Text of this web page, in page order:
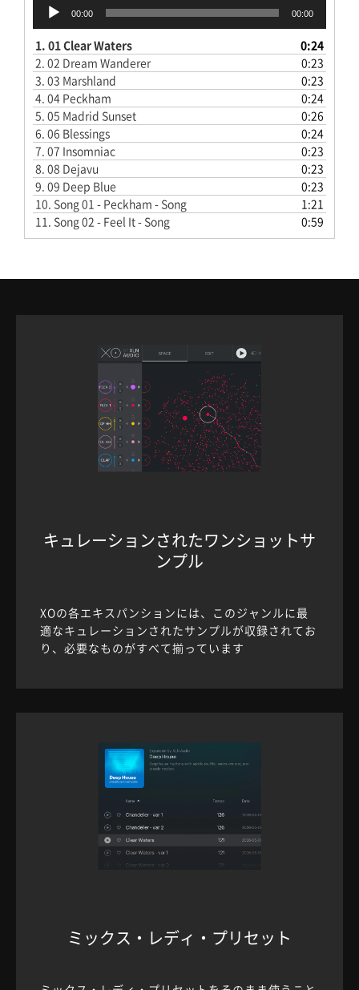
プ
レ
ー
ヤ
ー
00:00 00:00
1. 01 Clear Waters
0:24
2. 02 Dream Wanderer
0:23
3. 03 Marshland
0:23
4. 04 Peckham
0:24
5. 05 Madrid Sunset
0:26
6. 06 Blessings
0:24
7. 07 Insomniac
0:23
8. 08 Dejavu
0:23
9. 09 Deep Blue
0:23
10. Song 01 - Peckham - Song
1:21
11. Song 02 - Feel It - Song 0:59
キュレーションされたワンショットサ
ンプル
XOの各エキスパンションには、このジャンルに最
適なキュレーションされたサンプルが収録されてお
り、必要なものがすべて揃っています
ミックス・レディ・プリセット